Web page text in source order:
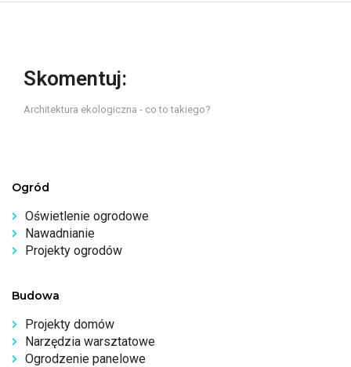
Skomentuj:
Architektura ekologiczna - co to takiego?
Ogród
Oświetlenie ogrodowe
Nawadnianie
Projekty ogrodów
Budowa
Projekty domów
Narzędzia warsztatowe
Ogrodzenie panelowe